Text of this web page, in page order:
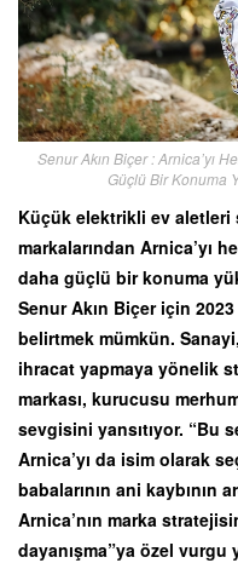
Senur Akın Biçer : Arnica’yı
Güçlü Bir Konuma
Küçük elektrikli ev
markalarından Arnica’yı
daha güçlü bir konuma
Senur Akın Biçer için
belirtmek mümkün.
ihracat yapmaya yönelik
markası, kurucusu
sevgisini yansıtıyor. “Bu
Arnica’yı da isim olarak
babalarının ani kaybının
Arnica’nın marka
dayanışma”ya özel vurgu